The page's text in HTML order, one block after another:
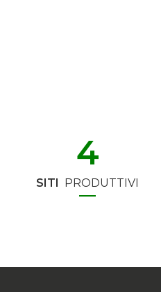
SITI PRODUTTIVI
4